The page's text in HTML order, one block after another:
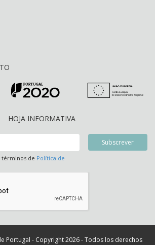
HOJA INFORMATIVA
términos de Política de
Portugal - Copyright 2026 - Todos los derechos